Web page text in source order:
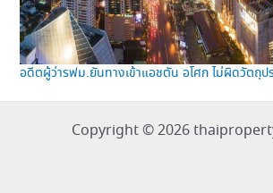
อดีตผู้ว่ารฟม.ยันทางเข้าแอชตัน อโศก ไม่ผิดวัตถุป
Copyright © 2026